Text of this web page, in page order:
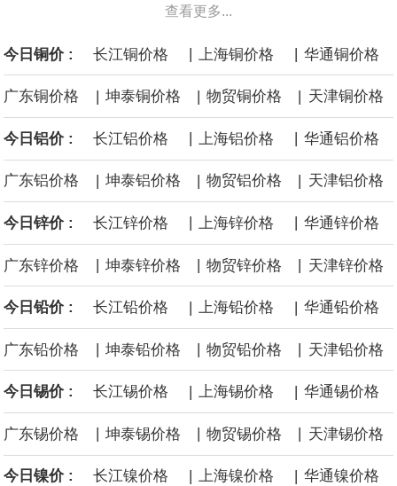
计划建造的15艘核动力“特朗普级”（Trump-class）战列舰，从研发
到采购的总费用可能高达2750亿美元，为美国有史以来最昂贵的水
面战舰项目之一。 根据CBO的初步估算，首舰造价约234亿美元，
后续14艘平均每艘约180亿美元。
黄金价格有望录得自今年1月以来最大单周涨幅。油价走弱为金价提
供支撑，同时投资者正等待美国非农就业数据，以寻找美国利率前
景的线索。StoneX高级分析师马特·辛普森表示，中东和平前景改善
海力士：龙仁工厂将生产高带宽内存（HBM）及其他下一代动态随
机存取存储器（DRAM）。
查看更多...
今日铜价 : 长江铜价格 | 上海铜价格 | 华通铜价格
广东铜价格 | 坤泰铜价格 | 物贸铜价格 | 天津铜价格
今日铝价 : 长江铝价格 上海铝价格 华通铝价格
广东铝价格 | 坤泰铝价格 | 物贸铝价格 | 天津铝价格
今日锌价 : 长江锌价格 上海锌价格 华通锌价格
广东锌价格 | 坤泰锌价格 | 物贸锌价格 | 天津锌价格
今日铅价 : 长江铅价格 | 上海铅价格 | 华通铅价格
广东铅价格 坤泰铅价格 物贸铅价格 天津铅价格
今日锡价 : 长江锡价格 | 上海锡价格 | 华通锡价格
广东锡价格 坤泰锡价格 物贸锡价格 天津锡价格
今日镍价 : 长江镍价格 | 上海镍价格 | 华通镍价格